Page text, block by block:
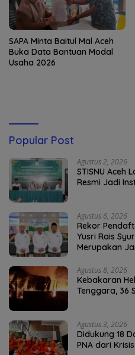
SAPA Minta Baitul Mal Aceh
Buka Data Bantuan Modal
Usaha 2026
Popular Post
Agustus 2, 2026
STISNU Aceh
Resmi Jadi
Agustus 6, 2026
Rekor
Yusri Rais
Merupakan
Agustus 8, 2026
Kebakaran
Tenggara, 36
Agustus 3, 2026
Didukung 18
PNA dari Krisis